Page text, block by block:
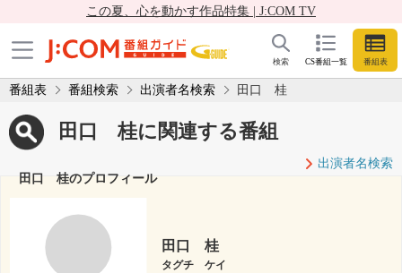
この夏、心を動かす作品特集 | J:COM TV
CS番組一覧 番組表
検索
番組表 番組検索 出演者名検索 田口 桂
田口 桂に関連する番組
出演者名検索
田口 桂のプロフィール
田口 桂
タグチ ケイ